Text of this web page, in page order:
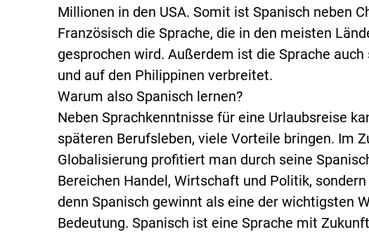
Millionen in den USA. Somit ist Spanisch neben
Französisch die Sprache, die in den meisten
gesprochen wird. Außerdem ist die Sprache
und auf den Philippinen verbreitet.
Warum also Spanisch lernen?
Neben Sprachkenntnisse für eine Urlaubsreise
späteren Berufsleben, viele Vorteile bringen. Im
Globalisierung profitiert man durch seine
Bereichen Handel, Wirtschaft und Politik,
denn Spanisch gewinnt als eine der wichtigsten
Bedeutung. Spanisch ist eine Sprache mit